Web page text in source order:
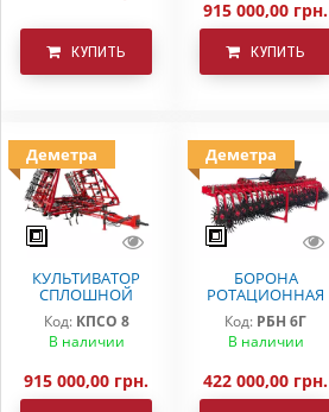
КУПИТЬ
915 000,00 грн.
КУПИТЬ
Деметра
КУЛЬТИВАТОР
СПЛОШНОЙ
ОБРАБОТКИ
КПСО-8 ДЕМЕТРА
Код: КПСО 8
В наличии
915 000,00 грн.
Деметра
БОРОНА
РОТАЦИОННАЯ
РБН-6 Г
Код: РБН 6Г
В наличии
422 000,00 грн.